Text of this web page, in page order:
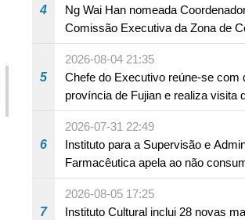
4
Ng Wai Han nomeada
Comissão Executiva da Zona de
Aprofundada entre Guangdong e
Hengqin
5
2026-08-04 21:35
Chefe do Executivo reúne-se com
província de Fujian e realiza visita
em Fuzhou
6
2026-07-31 22:49
Instituto para a Supervisão e
Farmacêutica apela ao não
produto com substâncias
ocidentais
7
2026-08-05 17:25
Instituto Cultural inclui 28 novas